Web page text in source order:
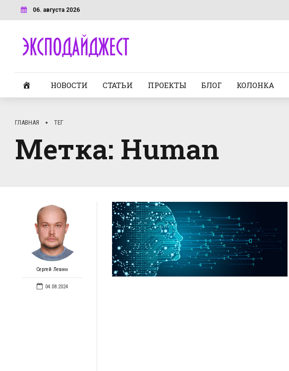
06. августа 2026
НОВОСТИ СТАТЬИ ПРОЕКТЫ БЛОГ КОЛОНКА
ГЛАВНАЯ ТЕГ
Метка: Human
Сергей Левин
04.08.2024